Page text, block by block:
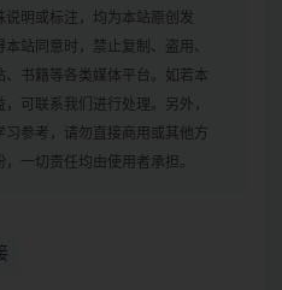
说明或标注，均为本站原创发
站同意时，禁止复制、盗用、
书籍等各类媒体平台。如若本
可联系我们进行处理。另外，
参考，请勿直接商用或其他方
一切责任均由使用者承担。